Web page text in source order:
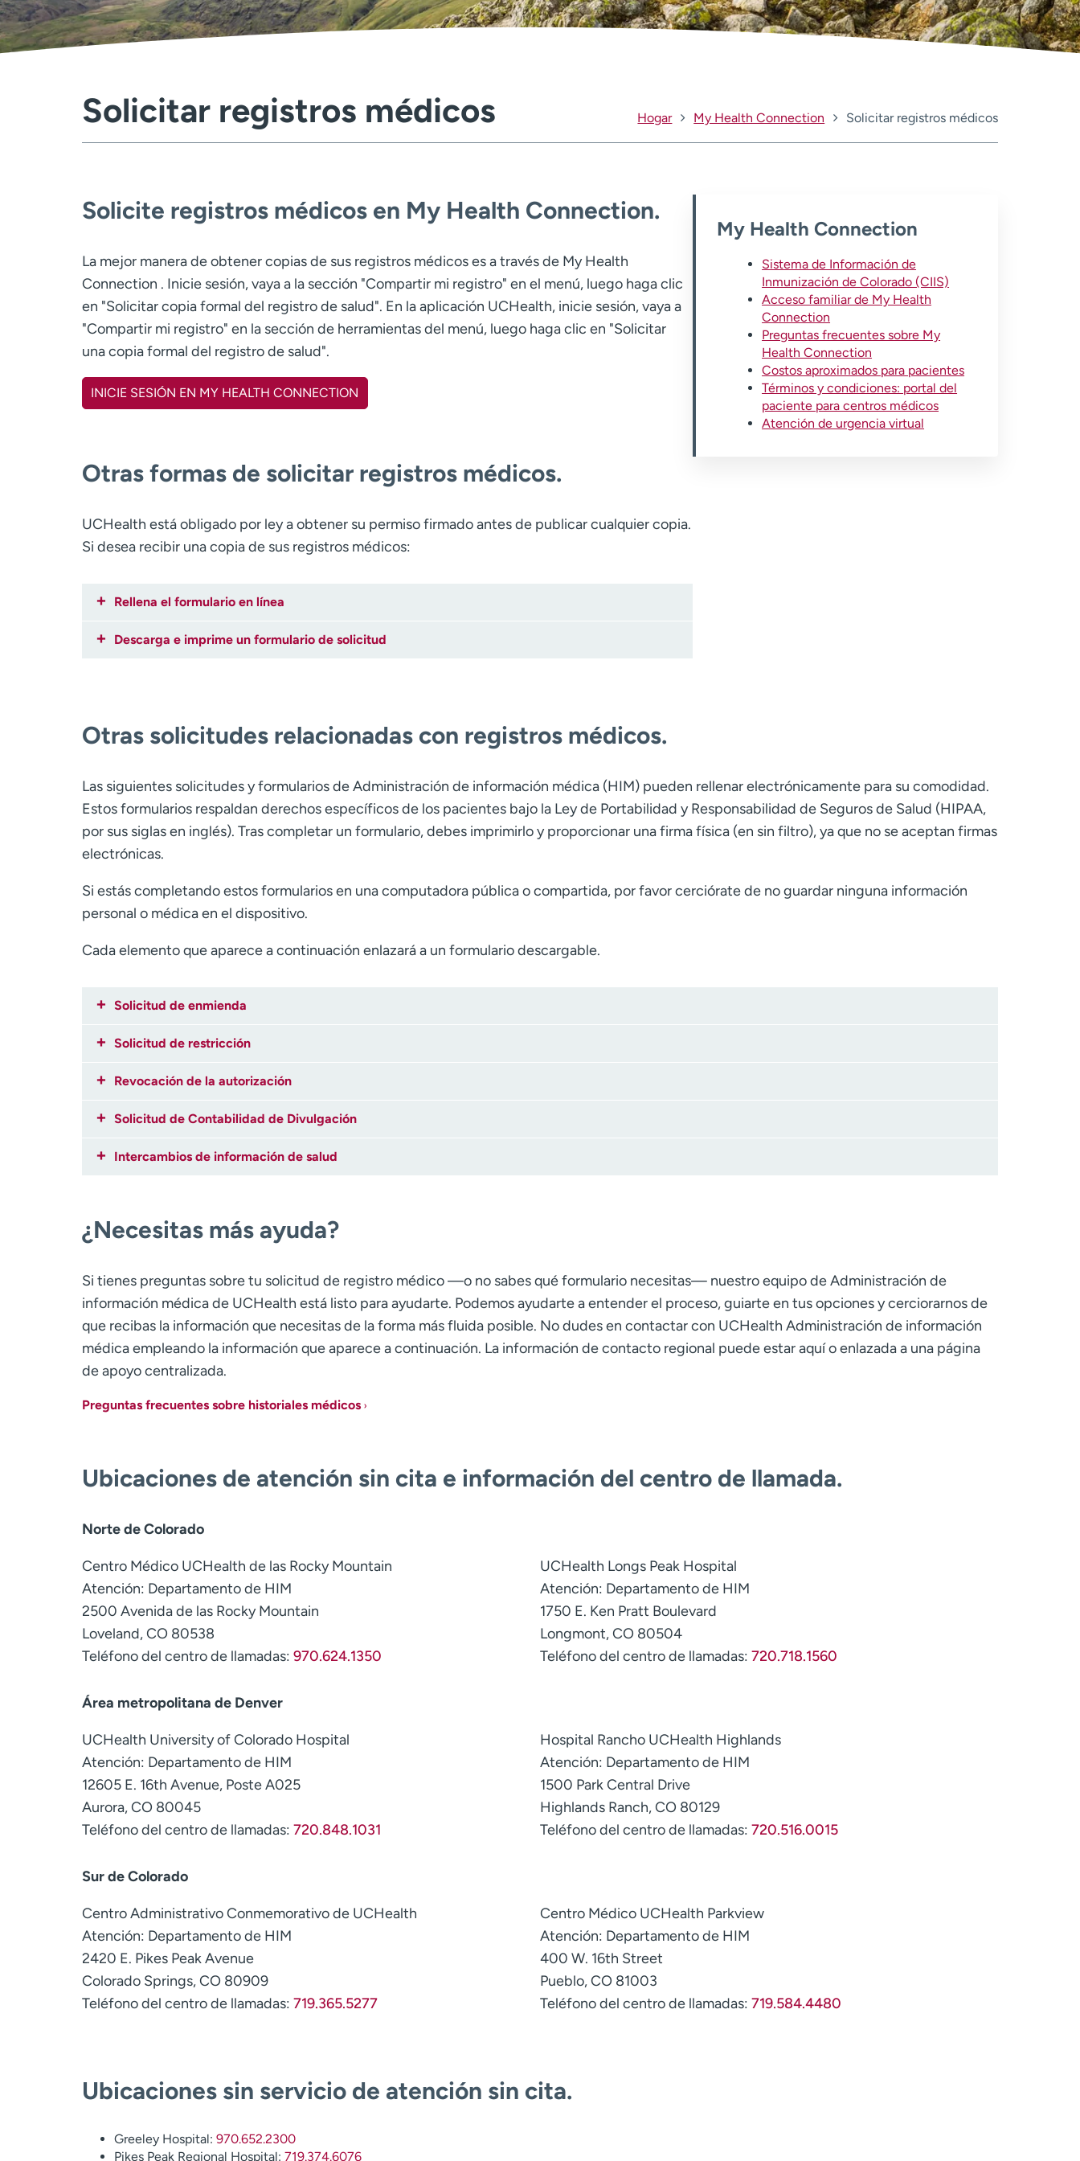
Solicitar registros médicos Hogar My Health Connection Solicitar registros médicos
Solicite registros médicos en My Health Connection.
La mejor manera de obtener copias de sus registros médicos es a través de My Health
Connection . Inicie sesión, vaya a la sección "Compartir mi registro" en el menú, luego haga clic
en "Solicitar copia formal del registro de salud". En la aplicación UCHealth, inicie sesión, vaya a
"Compartir mi registro" en la sección de herramientas del menú, luego haga clic en "Solicitar
una copia formal del registro de salud".
INICIE SESIÓN EN MY HEALTH CONNECTION
Otras formas de solicitar registros médicos.
UCHealth está obligado por ley a obtener su permiso firmado antes de publicar cualquier copia.
Si desea recibir una copia de sus registros médicos:
Rellena el formulario en línea
Descarga e imprime un formulario de solicitud
My Health Connection
Sistema de Información de
Inmunización de Colorado (CIIS)
Acceso familiar de My Health
Connection
Preguntas frecuentes sobre My
Health Connection
Costos aproximados para pacientes
Términos y condiciones: portal del
paciente para centros médicos
Atención de urgencia virtual
Otras solicitudes relacionadas con registros médicos.
Las siguientes solicitudes y formularios de Administración de información médica (HIM) pueden rellenar electrónicamente para su comodidad.
Estos formularios respaldan derechos específicos de los pacientes bajo la Ley de Portabilidad y Responsabilidad de Seguros de Salud (HIPAA,
por sus siglas en inglés). Tras completar un formulario, debes imprimirlo y proporcionar una firma física (en sin filtro), ya que no se aceptan firmas
electrónicas.
Si estás completando estos formularios en una computadora pública o compartida, por favor cerciórate de no guardar ninguna información
personal o médica en el dispositivo.
Cada elemento que aparece a continuación enlazará a un formulario descargable.
Solicitud de enmienda
Solicitud de restricción
Revocación de la autorización
Solicitud de Contabilidad de Divulgación
Intercambios de información de salud
¿Necesitas más ayuda?
Si tienes preguntas sobre tu solicitud de registro médico —o no sabes qué formulario necesitas— nuestro equipo de Administración de
información médica de UCHealth está listo para ayudarte. Podemos ayudarte a entender el proceso, guiarte en tus opciones y cerciorarnos de
que recibas la información que necesitas de la forma más fluida posible. No dudes en contactar con UCHealth Administración de información
médica empleando la información que aparece a continuación. La información de contacto regional puede estar aquí o enlazada a una página
de apoyo centralizada.
Preguntas frecuentes sobre historiales médicos
Ubicaciones de atención sin cita e información del centro de llamada.
Norte de Colorado
Centro Médico UCHealth de las Rocky Mountain
Atención: Departamento de HIM
2500 Avenida de las Rocky Mountain
Loveland, CO 80538
Teléfono del centro de llamadas: 970.624.1350
UCHealth Longs Peak Hospital
Atención: Departamento de HIM
1750 E. Ken Pratt Boulevard
Longmont, CO 80504
Teléfono del centro de llamadas: 720.718.1560
Área metropolitana de Denver
UCHealth University of Colorado Hospital
Atención: Departamento de HIM
12605 E. 16th Avenue, Poste A025
Aurora, CO 80045
Teléfono del centro de llamadas: 720.848.1031
Hospital Rancho UCHealth Highlands
Atención: Departamento de HIM
1500 Park Central Drive
Highlands Ranch, CO 80129
Teléfono del centro de llamadas: 720.516.0015
Sur de Colorado
Centro Administrativo Conmemorativo de UCHealth
Atención: Departamento de HIM
2420 E. Pikes Peak Avenue
Colorado Springs, CO 80909
Teléfono del centro de llamadas: 719.365.5277
Centro Médico UCHealth Parkview
Atención: Departamento de HIM
400 W. 16th Street
Pueblo, CO 81003
Teléfono del centro de llamadas: 719.584.4480
Ubicaciones sin servicio de atención sin cita.
Greeley Hospital: 970.652.2300
Pikes Peak Regional Hospital: 719.374.6076